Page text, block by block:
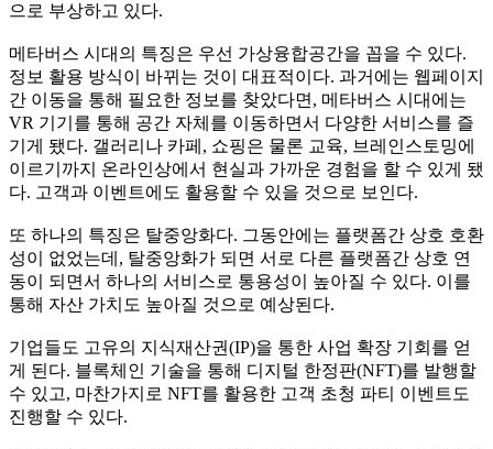
으로 부상하고 있다.
메타버스 시대의 특징은 우선 가상융합공간을 꼽을 수 있다.
정보 활용 방식이 바뀌는 것이 대표적이다. 과거에는 웹페이지
간 이동을 통해 필요한 정보를 찾았다면 , 메타버스 시대에는
VR 기기를 통해 공간 자체를 이동하면서 다양한 서비스를 즐
기게 됐다. 갤러리나 카페 , 쇼핑은 물론 교육, 브레인스토밍에
이르기까지 온라인상에서 현실과 가까운 경험을 할 수 있게 됐
다. 고객과 이벤트에도 활용할 수 있을 것으로 보인다.
또 하나의 특징은 탈중앙화다. 그동안에는 플랫폼간 상호 호환
성이 없었는데 , 탈중앙화가 되면 서로 다른 플랫폼간 상호 연
동이 되면서 하나의 서비스로 통용성이 높아질 수 있다. 이를
통해 자산 가치도 높아질 것으로 예상된다.
기업들도 고유의 지식재산권(IP)을 통한 사업 확장 기회를 얻
게 된다. 블록체인 기술을 통해 디지털 한정판(NFT)를 발행할
수 있고, 마찬가지로 NFT를 활용한 고객 초청 파티 이벤트도
진행할 수 있다.